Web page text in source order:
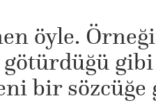
öyle.
götürdüğü
bir